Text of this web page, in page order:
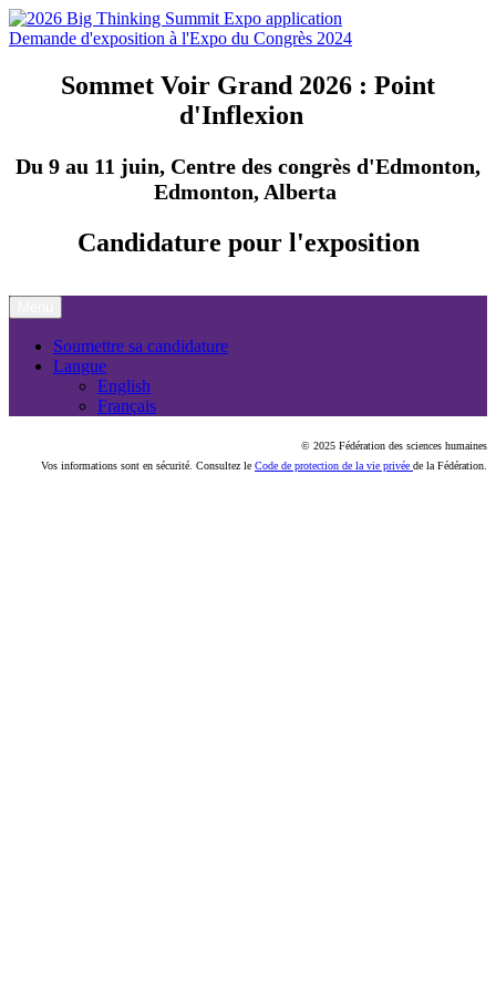
Demande d'exposition à l'Expo du Congrès 2024
Sommet Voir Grand 2026 : Point
d'Inflexion
Du 9 au 11 juin, Centre des congrès d'Edmonton,
Edmonton, Alberta
Candidature pour l'exposition
Soumettre sa candidature
Langue
English
Français
© 2025 Fédération des sciences humaines
Vos informations sont en sécurité. Consultez le Code de protection de la vie privée de la Fédération.